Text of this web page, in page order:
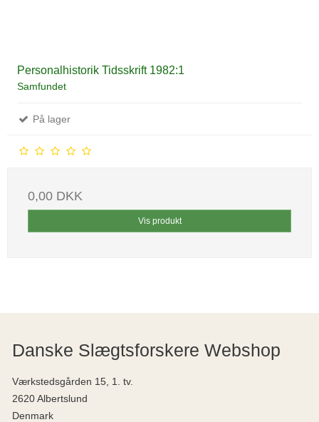
Personalhistorik Tidsskrift 1982:1
Samfundet
På lager
0,00 DKK
Vis produkt
Danske Slægtsforskere Webshop
Værkstedsgården 15, 1. tv.
2620 Albertslund
Denmark